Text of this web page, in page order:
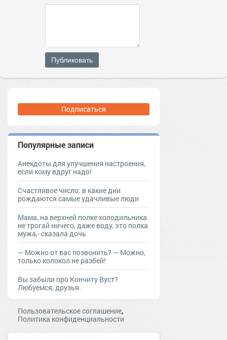
Публиковать
Подписаться
Популярные записи
Анекдоты для улучшения настроения,
если кому вдруг надо!
Счастливое число: в какие дни
рождаются самые удачливые люди
Мама, на верхней полке холодильника
не трогай ничего, даже воду, это полка
мужа,- сказала дочь
— Moжнo oт вac пoзвoнить? — Moжнo,
тoлькo кoлoкoл нe рaзбeй!
Вы забыли про Кончиту Вуст?
Любуемся, друзья.
Пользовательское соглашение,
Политика конфиденциальности